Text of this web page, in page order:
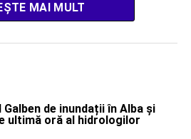
MAI MULT
de inundații în Alba și
ultimă oră al hidrologilor